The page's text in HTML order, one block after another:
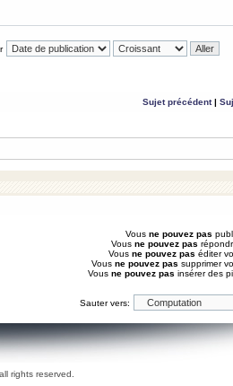
Sujet précédent|
Vous ne pouvez pas
Vous ne pouvez pas
Vous ne pouvez pas éditer
Vous ne pouvez pas supprimer
Vous ne pouvez pas insérer des
Sauter vers:
rights reserved.